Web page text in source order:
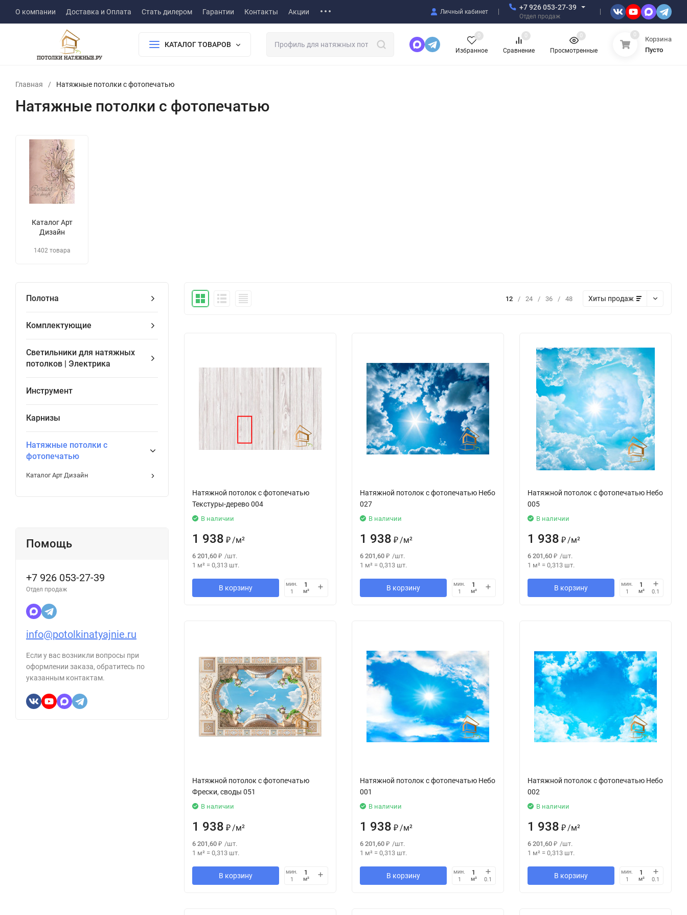
О компании Доставка и Оплата Стать дилером Гарантии Контакты Акции Личный кабинет
+7 926 053-27-39
Отдел продаж
КАТАЛОГ ТОВАРОВ
Избранное
0
Сравнение
0
Просмотренные
0 0
Корзина
Пусто
Главная / Натяжные потолки с фотопечатью
Натяжные потолки с фотопечатью
Каталог Арт
Дизайн
1402 товара
Полотна
Комплектующие
Светильники для натяжных
потолков | Электрика
Инструмент
Карнизы
Натяжные потолки с
фотопечатью
Каталог Арт Дизайн
Помощь
+7 926 053-27-39
Отдел продаж
info@potolkinatyajnie.ru
Если у вас возникли вопросы при
оформлении заказа, обратитесь по
указанным контактам.
12 / 24 / 36 / 48 Хиты продаж
Натяжной потолок с фотопечатью
Текстуры-дерево 004
В наличии
1 938 ₽/м²
6 201,60 ₽ /шт.
1 м² = 0,313 шт.
В корзину
мин.
1
м²
Натяжной потолок с фотопечатью Небо
027
В наличии
1 938 ₽/м²
6 201,60 ₽ /шт.
1 м²= 0,313 шт.
В корзину
мин.
1
м²
Натяжной потолок с фотопечатью Небо
005
В наличии
1 938 ₽/м²
6 201,60 ₽ /шт.
1 м²= 0,313 шт.
В корзину
мин.
1
м² 0.1
Натяжной потолок с фотопечатью
Фрески, своды 051
В наличии
1 938 ₽/м²
6 201,60 ₽ /шт.
1 м² = 0,313 шт.
В корзину
мин.
1
м²
Натяжной потолок с фотопечатью Небо
001
В наличии
1 938 ₽/м²
6 201,60 ₽ /шт.
1 м²= 0,313 шт.
В корзину
мин.
1
м² 0.1
Натяжной потолок с фотопечатью Небо
002
В наличии
1 938 ₽/м²
6 201,60 ₽ /шт.
1 м²= 0,313 шт.
В корзину
мин.
1
м² 0.1